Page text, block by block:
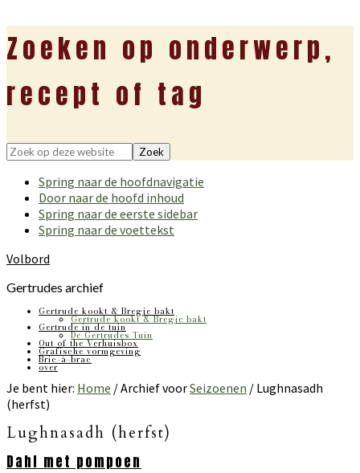
Zoeken op onderwerp,
recept of tag
Zoek
deze
website
Spring naar de hoofdnavigatie
Door naar de hoofd inhoud
Spring naar de eerste sidebar
Spring naar de voettekst
Volbord
Gertrudes archief
Gertrude kookt & Bregje bakt
Gertrude kookt & Bregje bakt
Gertrude in de tuin
De Gertrudes Tuin
Out of the Verhuisbox
Grafische vormgeving
Bric-à-brac
over
Je bent hier: Home /Archief voorSeizoenen / Lughnasadh
(herfst)
Lughnasadh (herfst)
Dahl met pompoen